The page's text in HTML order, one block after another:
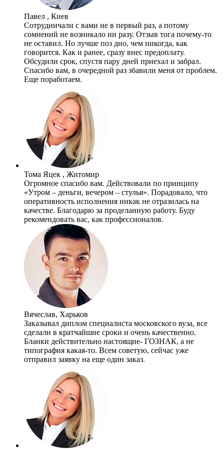
Павел , Киев
Сотрудничали с вами не в первый раз, а потому
сомнений не возникало ни разу. Отзыв тога почему-то
не оставил. Но лучше поз дно, чем никогда, как
говорится. Как и ранее, сразу внес предоплату.
Обсудили срок, спустя пару дней приехал и забрал.
Спасибо вам, в очередной раз збавили меня от проблем.
Еще поработаем.
Тома Яцек , Житомир
Огромное спасибо вам. Действовали по принципу
«Утром – деньги, вечером – стулья». Порадовало, что
оперативность исполнения никак не отразилась на
качестве. Благодарю за проделанную работу. Буду
рекомендовать вас, как профессионалов.
Вячеслав, Харьков
Заказывал диплом специалиста московского вуза, все
сделали в кратчайшие сроки и очень качественно.
Бланки действительно настоящие- ГОЗНАК, а не
типография какая-то. Всем советую, сейчас уже
отправил заявку на еще один заказ.